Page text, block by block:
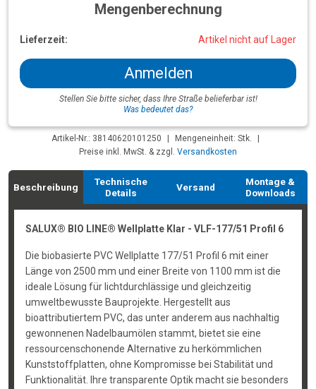
Mengenberechnung
Lieferzeit: Artikel nicht auf Lager
Anmelden
Stellen Sie bitte sicher, dass Ihre Straße belieferbar ist!
Was bedeutet das?
Artikel-Nr.: 38140620101250 Mengeneinheit: Stk.
Preise inkl. MwSt. & zzgl. Versandkosten
Beschreibung
Technische
Details
Versand
Montage &
Downloads
SALUX® BIO LINE® Wellplatte Klar - VLF-177/51 Profil 6
Die biobasierte PVC Wellplatte 177/51 Profil 6 mit einer
Länge von 2500 mm und einer Breite von 1100 mm ist die
ideale Lösung für lichtdurchlässige und gleichzeitig
umweltbewusste Bauprojekte. Hergestellt aus
bioattributiertem PVC, das unter anderem aus nachhaltig
gewonnenen Nadelbaumölen stammt, bietet sie eine
ressourcenschonende Alternative zu herkömmlichen
Kunststoffplatten, ohne Kompromisse bei Stabilität und
Funktionalität. Ihre transparente Optik macht sie besonders